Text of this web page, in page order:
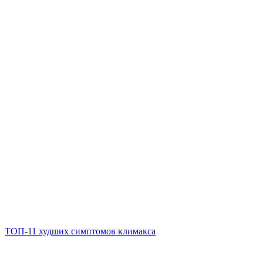
ТОП-11 худших симптомов климакса